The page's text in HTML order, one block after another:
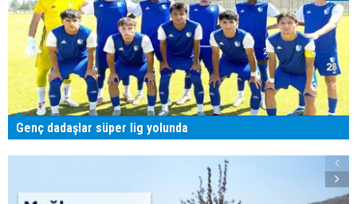
Genç dadaşlar süper lig yolunda